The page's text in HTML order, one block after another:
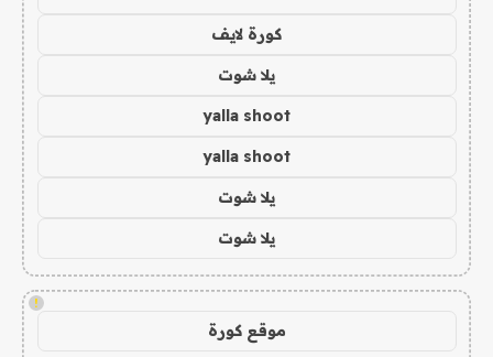
كورة لايف
يلا شوت
yalla shoot
yalla shoot
يلا شوت
يلا شوت
!
موقع كورة